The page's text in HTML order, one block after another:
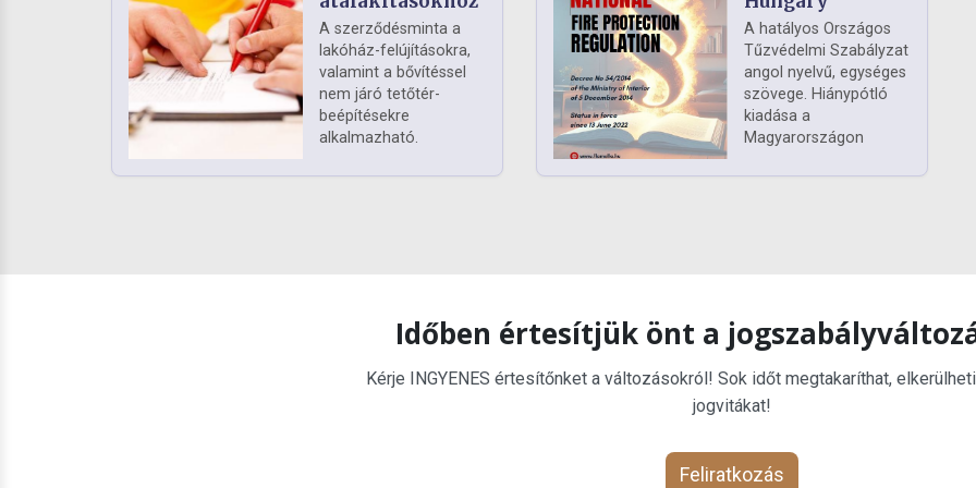
A szerződésminta a
lakóház-felújításokra,
valamint a bővítéssel
nem járó tetőtér-
beépítésekre
alkalmazható.
A hatályos Országos
Tűzvédelmi Szabályzat
angol nyelvű, egységes
szövege. Hiánypótló
kiadása a
Magyarországon
Időben értesítjük önt a
Kérje INGYENES értesítőnket a változásokról! Sok időt megtakaríthat,
jogvitákat!
Feliratkozás